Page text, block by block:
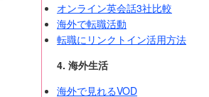
オンライン英会話3社比較
海外で転職活動
転職にリンクトイン活用方法
4. 海外生活
海外で見れるVOD